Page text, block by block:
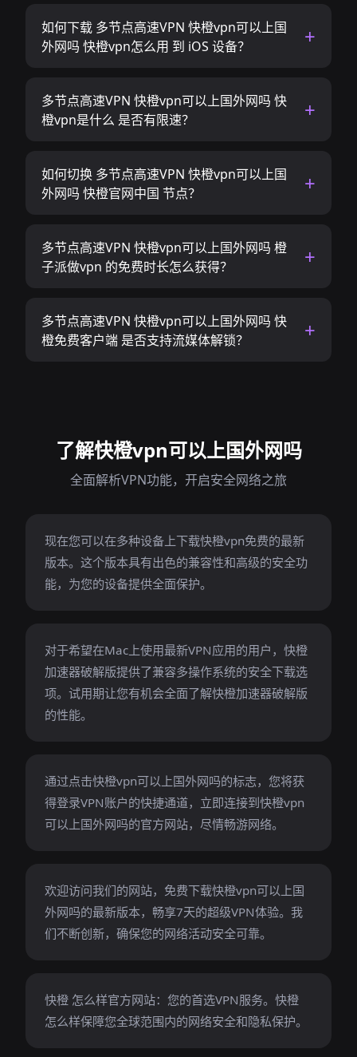
如何下载 多节点高速VPN 快橙vpn可以上国
外网吗 快橙vpn怎么用 到 iOS 设备？
多节点高速VPN 快橙vpn可以上国外网吗 快
橙vpn是什么 是否有限速？
如何切换 多节点高速VPN 快橙vpn可以上国
外网吗 快橙官网中国 节点？
多节点高速VPN 快橙vpn可以上国外网吗 橙
子派做vpn 的免费时长怎么获得？
多节点高速VPN 快橙vpn可以上国外网吗 快
橙免费客户端 是否支持流媒体解锁？
了解快橙vpn可以上国外网吗
全面解析VPN功能，开启安全网络之旅
现在您可以在多种设备上下载快橙vpn免费的最新
版本。这个版本具有出色的兼容性和高级的安全功
能，为您的设备提供全面保护。
对于希望在Mac上使用最新VPN应用的用户，快橙
加速器破解版提供了兼容多操作系统的安全下载选
项。试用期让您有机会全面了解快橙加速器破解版
的性能。
通过点击快橙vpn可以上国外网吗的标志，您将获
得登录VPN账户的快捷通道，立即连接到快橙vpn
可以上国外网吗的官方网站，尽情畅游网络。
欢迎访问我们的网站，免费下载快橙vpn可以上国
外网吗的最新版本，畅享7天的超级VPN体验。我
们不断创新，确保您的网络活动安全可靠。
快橙 怎么样官方网站：您的首选VPN服务。快橙
怎么样保障您全球范围内的网络安全和隐私保护。